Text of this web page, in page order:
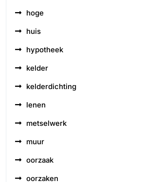
hoge
huis
hypotheek
kelder
kelderdichting
lenen
metselwerk
muur
oorzaak
oorzaken